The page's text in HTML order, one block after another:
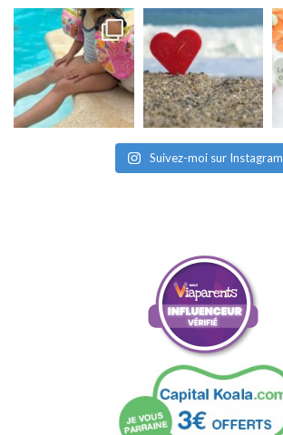
Suivez-moi sur Instagram